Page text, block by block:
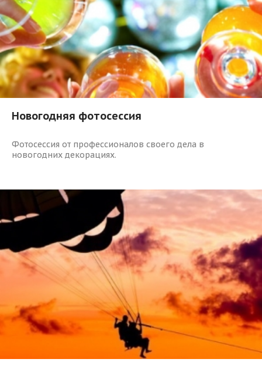
Новогодняя фотосессия
Фотосессия от профессионалов своего дела в
новогодних декорациях.